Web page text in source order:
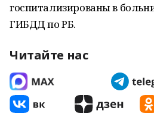
госпитализированы в
ГИБДД по РБ.
Читайте нас